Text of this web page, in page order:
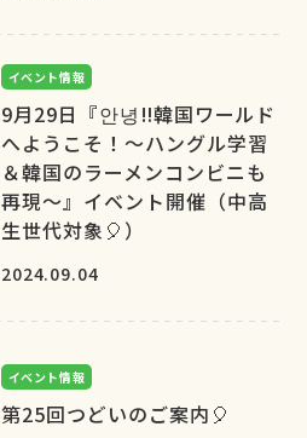
イベント情報
9月29日『안녕‼韓国ワールド
へようこそ！～ハングル学習
＆韓国のラーメンコンビニも
再現～』イベント開催（中高
生世代対象🎈）
2024.09.04
イベント情報
第25回つどいのご案内🎈